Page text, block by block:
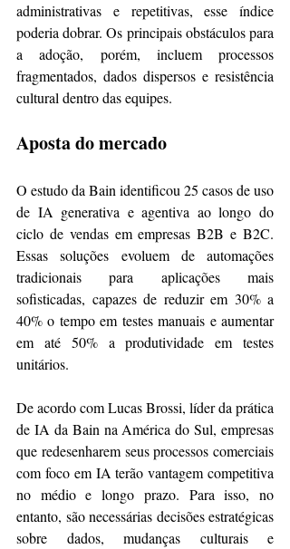
administrativas e repetitivas, esse índice
poderia dobrar. Os principais obstáculos para
a adoção, porém, incluem processos
fragmentados, dados dispersos e resistência
cultural dentro das equipes.
Aposta do mercado
O estudo da Bain identificou 25 casos de uso
de IA generativa e agentiva ao longo do
ciclo de vendas em empresas B2B e B2C.
Essas soluções evoluem de automações
tradicionais para aplicações mais
sofisticadas, capazes de reduzir em 30% a
40% o tempo em testes manuais e aumentar
em até 50% a produtividade em testes
unitários.
De acordo com Lucas Brossi, líder da prática
de IA da Bain na América do Sul, empresas
que redesenharem seus processos comerciais
com foco em IA terão vantagem competitiva
no médio e longo prazo. Para isso, no
entanto, são necessárias decisões estratégicas
sobre dados, mudanças culturais e